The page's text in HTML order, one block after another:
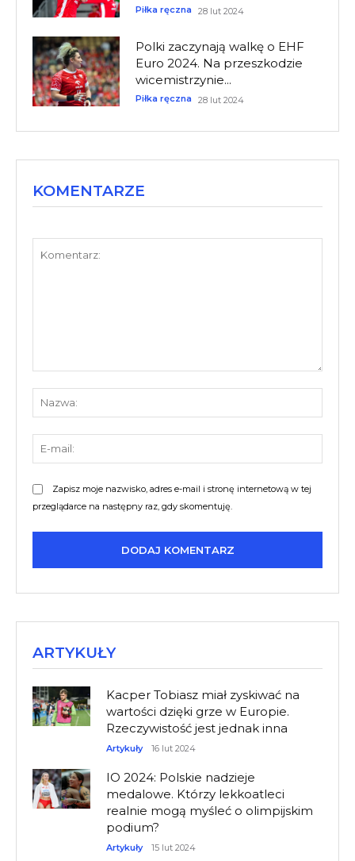
Piłka ręczna 28 lut 2024
Polki zaczynają walkę o EHF
Euro 2024. Na przeszkodzie
wicemistrzynie...
Piłka ręczna 28 lut 2024
KOMENTARZE
Zapisz moje nazwisko, adres e-mail i stronę internetową w tej
przeglądarce na następny raz, gdy skomentuję.
ARTYKUŁY
Kacper Tobiasz miał zyskiwać na
wartości dzięki grze w Europie.
Rzeczywistość jest jednak inna
Artykuły 16 lut 2024
IO 2024: Polskie nadzieje
medalowe. Którzy lekkoatleci
realnie mogą myśleć o olimpijskim
podium?
Artykuły 15 lut 2024